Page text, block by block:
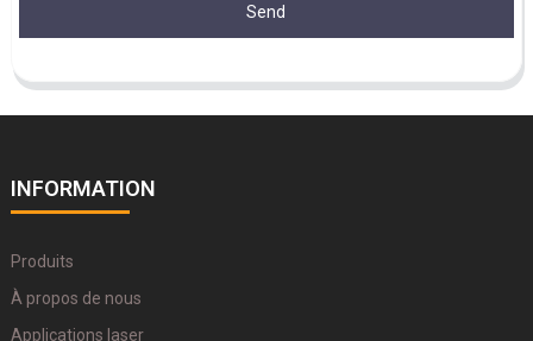
Send
INFORMATION
Produits
À propos de nous
Applications laser